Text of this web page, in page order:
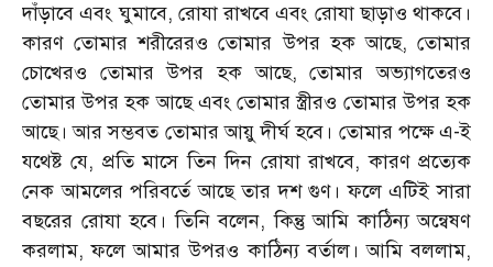
দাঁড়াবে এবং ঘুমাবে, রোযা রাখবে এবং রোযা ছাড়াও থাকবে।
কারণ তোমার শরীরেরও তোমার উপর হক আছে, তোমার
চোখেরও তোমার উপর হক আছে, তোমার অভ্যাগতেরও
তোমার উপর হক আছে এবং তোমার স্ত্রীরও তোমার উপর হক
আছে। আর সম্ভবত তোমার আয়ু দীর্ঘ হবে। তোমার পক্ষে এ-ই
যথেষ্ট যে, প্রতি মাসে তিন দিন রোযা রাখবে, কারণ প্রত্যেক
নেক আমলের পরিবর্তে আছে তার দশ গুণ। ফলে এটিই সারা
বছরের রোযা হবে। তিনি বলেন, কিন্তু আমি কাঠিন্য অন্বেষণ
করলাম, ফলে আমার উপরও কাঠিন্য বর্তাল। আমি বললাম,